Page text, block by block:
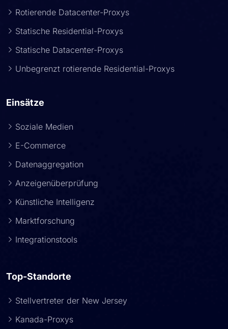
Rotierende Datacenter-Proxys
Statische Residential-Proxys
Statische Datacenter-Proxys
Unbegrenzt rotierende Residential-Proxys
Einsätze
Soziale Medien
E-Commerce
Datenaggregation
Anzeigenüberprüfung
Künstliche Intelligenz
Marktforschung
Integrationstools
Top-Standorte
Stellvertreter der New Jersey
Kanada-Proxys